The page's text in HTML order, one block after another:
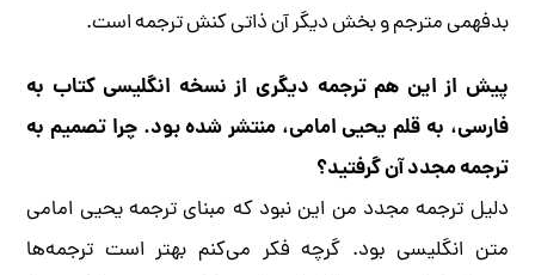
بدفهمی مترجم و بخش دیگر آن ذاتی کنش ترجمه است.
پیش از این هم ترجمه دیگری از نسخه انگلیسی کتاب به
فارسی، به قلم یحیی امامی، منتشر شده بود. چرا تصمیم به
ترجمه مجدد آن گرفتید؟
دلیل ترجمه مجدد من این نبود که مبنای ترجمه یحیی امامی
متن انگلیسی بود. گرچه فکر می‌کنم بهتر است ترجمه‌ها